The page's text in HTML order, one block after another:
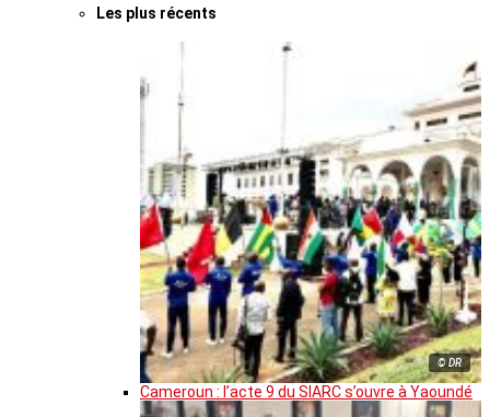
Les plus récents
© DR
Cameroun : l’acte 9 du SIARC s’ouvre à Yaoundé